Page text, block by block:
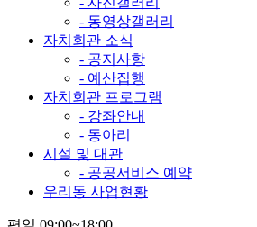
- 동영상갤러리
자치회관 소식
- 공지사항
- 예산집행
자치회관 프로그램
- 강좌안내
- 동아리
시설 및 대관
- 공공서비스 예약
우리동 사업현황